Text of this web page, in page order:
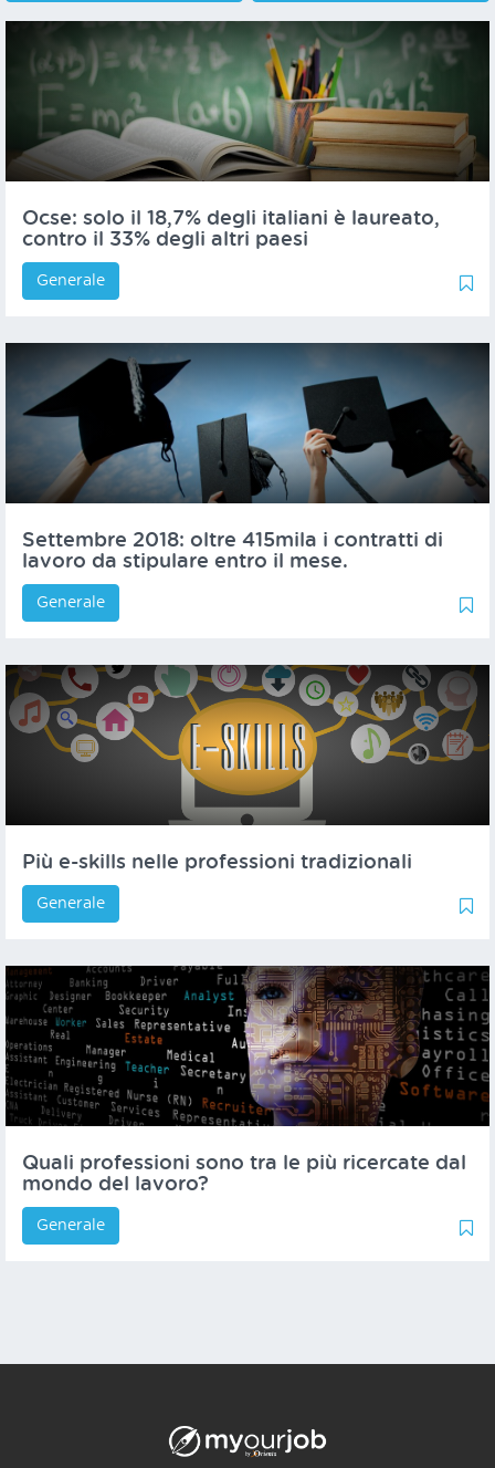
Ocse: solo il 18,7% degli italiani è laureato,
contro il 33% degli altri paesi
00
Generale
Settembre 2018: oltre 415mila i contratti di
lavoro da stipulare entro il mese.
0
1
Generale
Più e-skills nelle professioni tradizionali
0
1
Generale
Quali professioni sono tra le più ricercate dal
mondo del lavoro?
11
Generale